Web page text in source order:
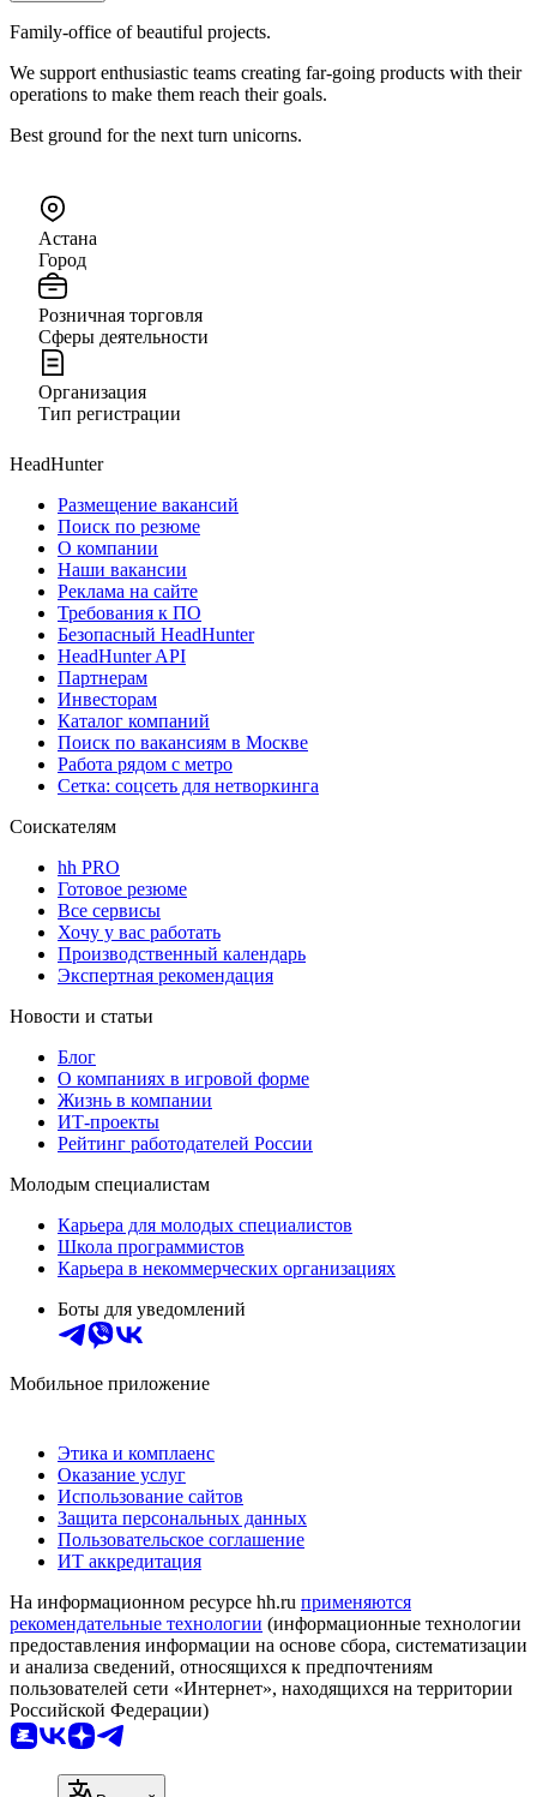
Family-office of beautiful projects.
We support enthusiastic teams creating far-going products with their
operations to make them reach their goals.
Best ground for the next turn unicorns.
Астана
Город
Розничная торговля
Сферы деятельности
Организация
Тип регистрации
HeadHunter
Размещение вакансий
Поиск по резюме
О компании
Наши вакансии
Реклама на сайте
Требования к ПО
Безопасный HeadHunter
HeadHunter API
Партнерам
Инвесторам
Каталог компаний
Поиск по вакансиям в Москве
Работа рядом с метро
Сетка: соцсеть для нетворкинга
Соискателям
hh PRO
Готовое резюме
Все сервисы
Хочу у вас работать
Производственный календарь
Экспертная рекомендация
Новости и статьи
Блог
О компаниях в игровой форме
Жизнь в компании
ИТ-проекты
Рейтинг работодателей России
Молодым специалистам
Карьера для молодых специалистов
Школа программистов
Карьера в некоммерческих организациях
Боты для уведомлений
Мобильное приложение
Этика и комплаенс
Оказание услуг
Использование сайтов
Защита персональных данных
Пользовательское соглашение
ИТ аккредитация
На информационном ресурсе hh.ru применяются
рекомендательные технологии (информационные технологии
предоставления информации на основе сбора, систематизации
и анализа сведений, относящихся к предпочтениям
пользователей сети «Интернет», находящихся на территории
Российской Федерации)